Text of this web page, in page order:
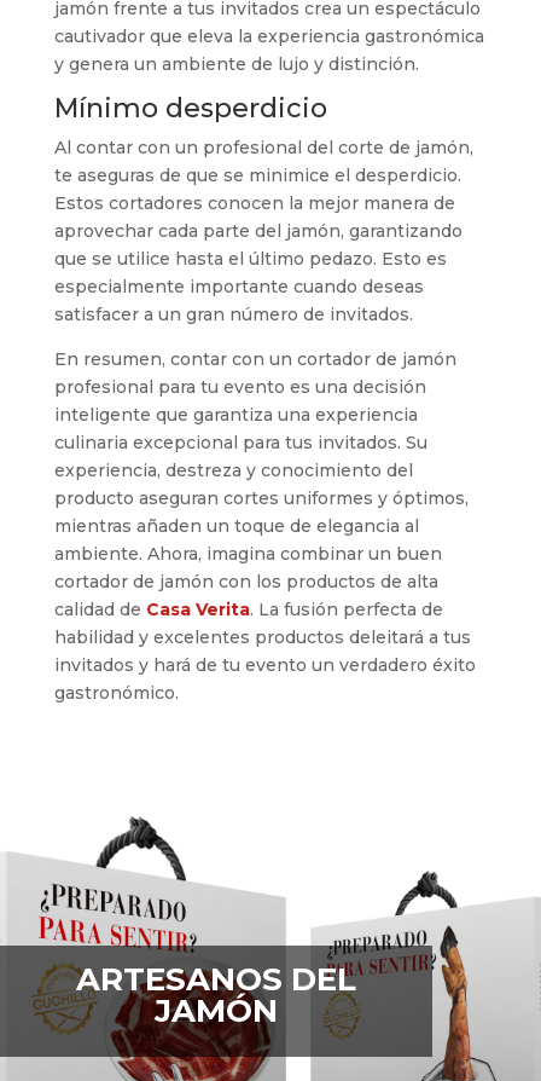
jamón frente a tus invitados crea un espectáculo
cautivador que eleva la experiencia gastronómica
y genera un ambiente de lujo y distinción.
Mínimo desperdicio
Al contar con un profesional del corte de jamón,
te aseguras de que se minimice el desperdicio.
Estos cortadores conocen la mejor manera de
aprovechar cada parte del jamón, garantizando
que se utilice hasta el último pedazo. Esto es
especialmente importante cuando deseas
satisfacer a un gran número de invitados.
En resumen, contar con un cortador de jamón
profesional para tu evento es una decisión
inteligente que garantiza una experiencia
culinaria excepcional para tus invitados. Su
experiencia, destreza y conocimiento del
producto aseguran cortes uniformes y óptimos,
mientras añaden un toque de elegancia al
ambiente. Ahora, imagina combinar un buen
cortador de jamón con los productos de alta
calidad de Casa Verita. La fusión perfecta de
habilidad y excelentes productos deleitará a tus
invitados y hará de tu evento un verdadero éxito
gastronómico.
ARTESANOS DEL
JAMÓN